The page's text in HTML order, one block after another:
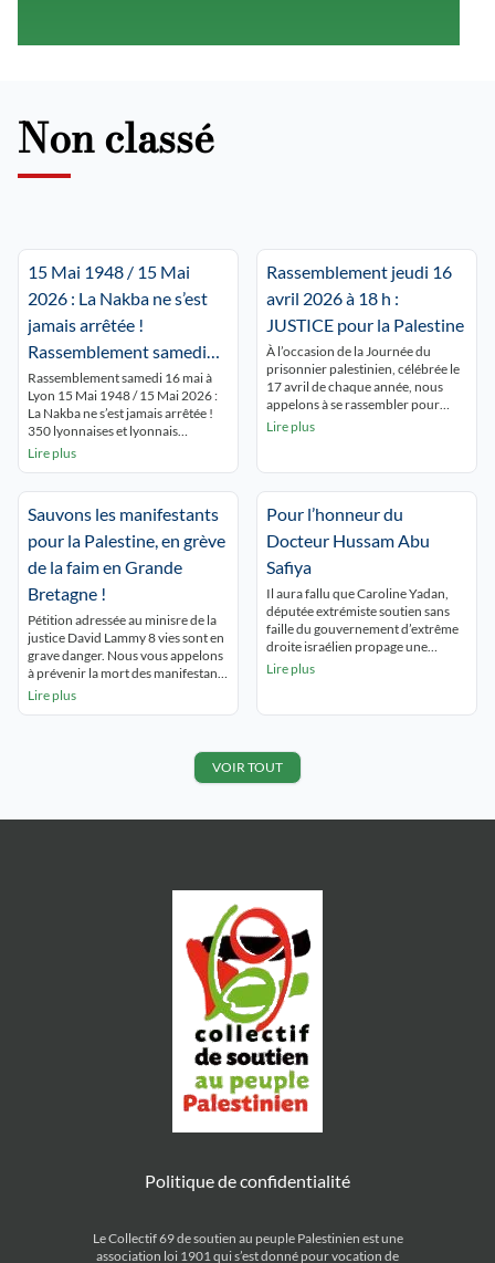
Non classé
15 Mai 1948 / 15 Mai
2026 : La Nakba ne s’est
jamais arrêtée !
Rassemblement samedi
16 mai à Lyon Place de la
République 15 h.
Rassemblement samedi 16 mai à
Lyon 15 Mai 1948 / 15 Mai 2026 :
La Nakba ne s’est jamais arrêtée !
350 lyonnaises et lyonnais
commémorent la NAKBA
avec toi ! ». Les passants du centre
ville découvrent les nombreux
panneaux […]
Lire plus
Rassemblement jeudi 16
avril 2026 à 18 h :
JUSTICE pour la Palestine
À l’occasion de la Journée du
prisonnier palestinien, célébrée le
17 avril de chaque année, nous
appelons à se rassembler pour
rendre hommage à tous les
les barreaux israéliens. Dans la
situation de génocide à Gaza, de
terreur coloniale en Cisjordanie, la
prisonniers palestiniens est […]
Lire plus
Sauvons les manifestants
pour la Palestine, en grève
de la faim en Grande
Bretagne !
Pétition adressée au minisre de la
justice David Lammy 8 vies sont en
grave danger. Nous vous appelons
à prévenir la mort des manifestants
en grève de la faim. Les grévistes
conditions normales de liberté
Lire plus
Pour l’honneur du
Docteur Hussam Abu
Safiya
Il aura fallu que Caroline Yadan,
députée extrémiste soutien sans
faille du gouvernement d’extrême
droite israélien propage une
immonde « fakenews » pour
« Un Palestinien proche du Hamas
polémique pour le maire Grégory
Doucet (Le Progrès de Lyon) […]
Lire plus
VOIR TOUT
Politique de confidentialité
Le Collectif 69 de soutien au peuple Palestinien est une
association loi 1901 qui s’est donné pour vocation de